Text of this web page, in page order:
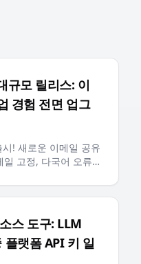
규모 릴리스: 이
경험 전면 업그
! 새로운 이메일 공유
고정, 다국어 오류
시 이메일 경험 제공
스 도구: LLM
랫폼 API 키 일